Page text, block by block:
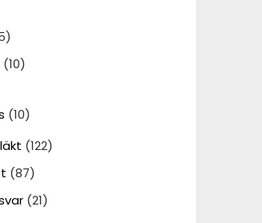
(10)
(10)
(122)
(87)
(21)